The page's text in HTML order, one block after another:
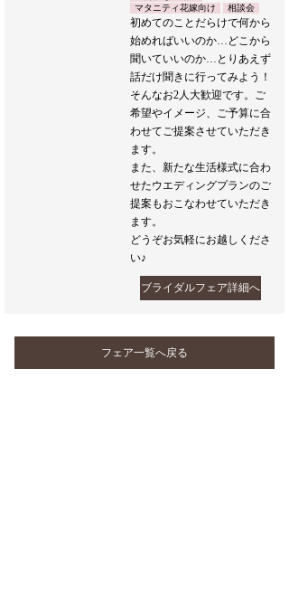
マタニティ花嫁向け
相談会
初めてのことだらけで何から
始めればいいのか…どこから
聞いていいのか…とりあえず
話だけ聞きに行ってみよう！
そんなお2人大歓迎です。ご
希望やイメージ、ご予算に合
わせてご提案させていただき
ます。
また、新たな生活様式に合わ
せたウエディングプランのご
提案もおこなわせていただき
ます。
どうぞお気軽にお越しくださ
い♪
ブライダルフェア詳細へ
フェア一覧へ戻る